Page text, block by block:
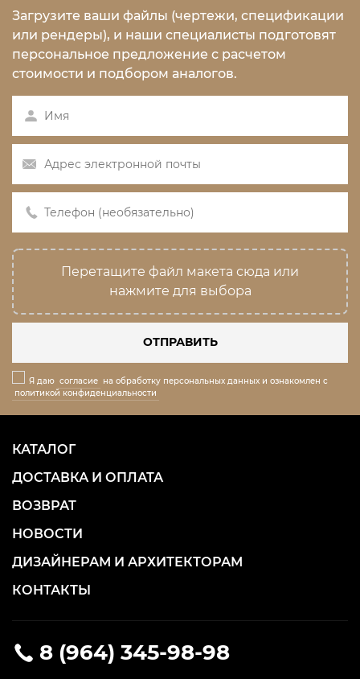
Загрузите ваши файлы (чертежи, спецификации
или рендеры), и наши специалисты подготовят
персональное предложение с расчетом
стоимости и подбором аналогов.
Перетащите файл макета сюда или
нажмите для выбора
ОТПРАВИТЬ
Я даю согласие на обработку персональных данных и ознакомлен с
политикой конфиденциальности
8 (964) 345-98-98
КАТАЛОГ
ДОСТАВКА И ОПЛАТА
ВОЗВРАТ
НОВОСТИ
ДИЗАЙНЕРАМ И АРХИТЕКТОРАМ
КОНТАКТЫ